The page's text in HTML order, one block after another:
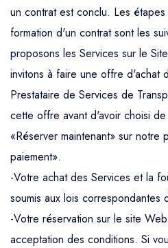
un contrat est conclu. Les
formation d'un contrat sont les
proposons les Services sur le
invitons à faire une offre d'achat
Prestataire de Services de
cette offre avant d'avoir choisi
«Réserver maintenant» sur notre
paiement».
-Votre achat des Services et la
soumis aux lois correspondantes
-Votre réservation sur le site
acceptation des conditions. Si